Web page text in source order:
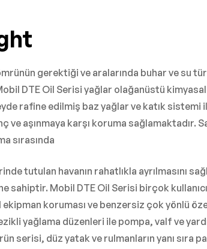
gerektiği ve aralarında buhar ve su
DTE Oil Serisi yağlar olağanüstü kimyasal
rafine edilmiş baz yağlar ve katık
ve aşınmaya karşı koruma sağlamaktadır.
sırasında
tutulan havanın rahatlıkla ayrılmasını
sahiptir. Mobil DTE Oil Serisi birçok
koruması ve benzersiz çok yönlü
yağlama düzenleri ile pompa, valf ve
serisi, düz yatak ve rulmanların yanı